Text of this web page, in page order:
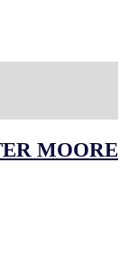
MOORE